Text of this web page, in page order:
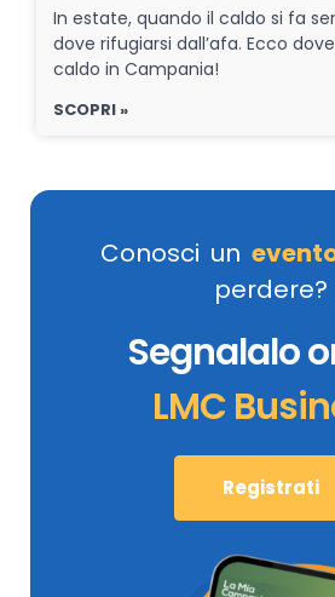
In estate, quando il caldo si fa
dove rifugiarsi dall’afa. Ecco
caldo in Campania!
SCOPRI »
Conosci un
perdere?
Segnalalo
LMC
Registrati